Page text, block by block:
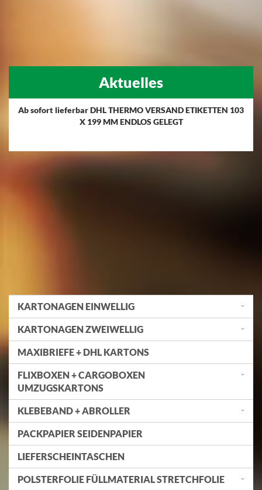
Aktuelles
Ab sofort lieferbar DHL THERMO VERSAND ETIKETTEN 103
X 199 MM ENDLOS GELEGT
KARTONAGEN EINWELLIG
KARTONAGEN ZWEIWELLIG
MAXIBRIEFE + DHL KARTONS
FLIXBOXEN + CARGOBOXEN
UMZUGSKARTONS
KLEBEBAND + ABROLLER
PACKPAPIER SEIDENPAPIER
LIEFERSCHEINTASCHEN
POLSTERFOLIE FÜLLMATERIAL STRETCHFOLIE